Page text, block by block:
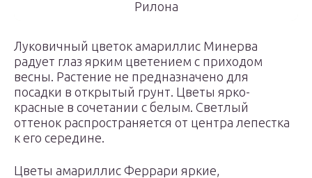
Рилона
Луковичный цветок амариллис Минерва
радует глаз ярким цветением с приходом
весны. Растение не предназначено для
посадки в открытый грунт. Цветы ярко-
красные в сочетании с белым. Светлый
оттенок распространяется от центра лепестка
к его середине.
Цветы амариллис Феррари яркие,